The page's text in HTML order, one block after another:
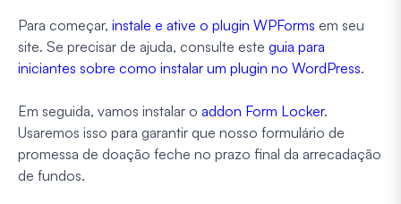
Para começar, instale e ative o plugin WPForms em seu
site. Se precisar de ajuda, consulte este guia para
iniciantes sobre como instalar um plugin no WordPress.
Em seguida, vamos instalar o addon Form Locker.
Usaremos isso para garantir que nosso formulário de
promessa de doação feche no prazo final da arrecadação
de fundos.